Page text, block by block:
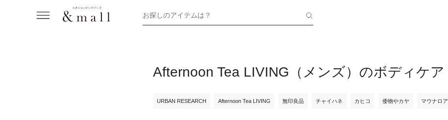
お探しのアイテムは？
Afternoon Tea LIVING（メンズ）のボディケア
URBAN RESEARCH Afternoon Tea LIVING 無印良品 チャイハネ カヒコ 倭物やカヤ マウナロア